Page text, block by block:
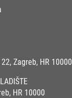
Zagreb, HR 10000
HR 10000